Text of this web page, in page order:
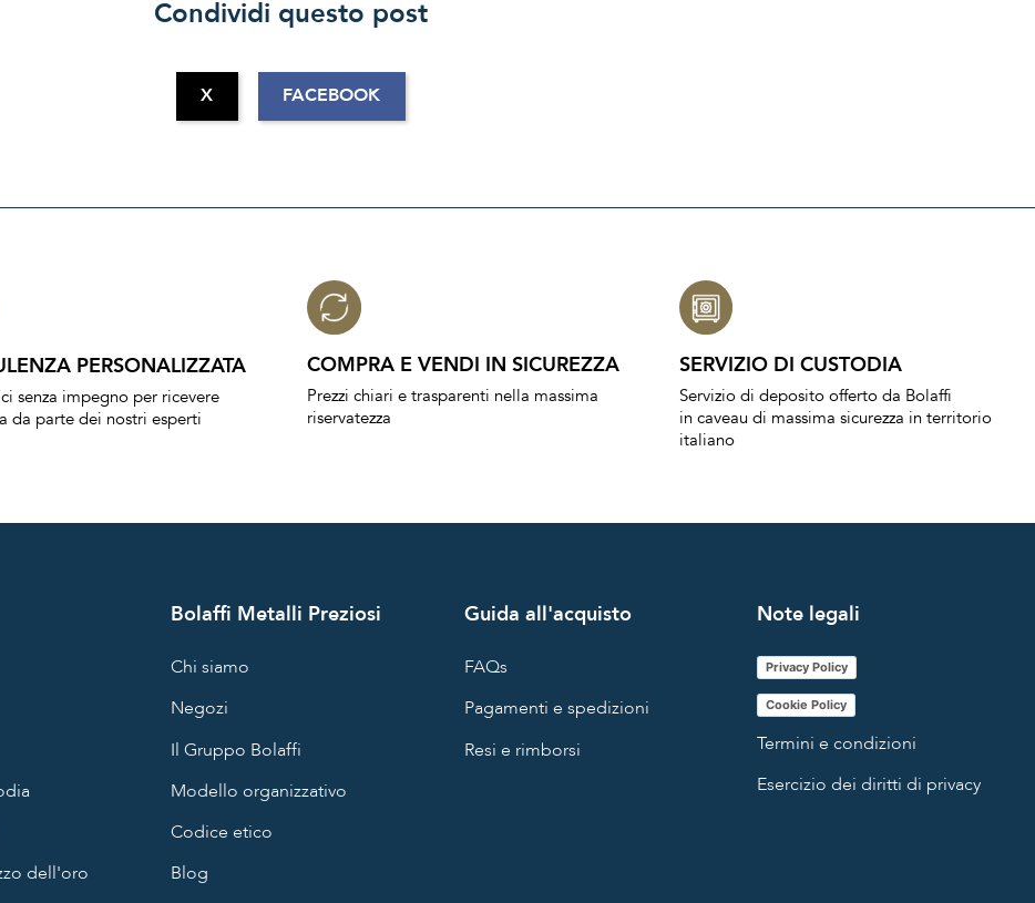
Condividi questo post
X FACEBOOK
PERSONALIZZATA
senza impegno per ricevere
da parte dei nostri esperti
COMPRA E VENDI IN SICUREZZA
Prezzi chiari e trasparenti nella massima
riservatezza
SERVIZIO DI CUSTODIA
Servizio di deposito offerto da Bolaffi
in caveau di massima sicurezza in territorio
italiano
dell'oro
Bolaffi Metalli Preziosi
Chi siamo
Negozi
Il Gruppo Bolaffi
Modello organizzativo
Codice etico
Blog
Guida all'acquisto
FAQs
Pagamenti e spedizioni
Resi e rimborsi
Note legali
Privacy Policy
Cookie Policy
Termini e condizioni
Esercizio dei diritti di privacy